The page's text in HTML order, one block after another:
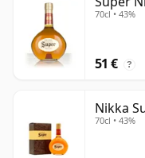
70cl • 43%
51 € ?
Nikka
70cl • 43%